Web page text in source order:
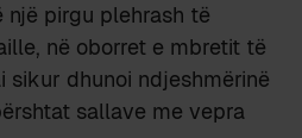
një pirgu plehrash të
në oborret e mbretit të
sikur dhunoi ndjeshmërinë
sallave me vepra